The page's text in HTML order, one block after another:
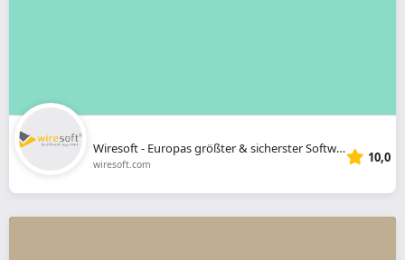
Wiresoft - Europas größter & sicherster Softwarehändler
wiresoft.com 10,0